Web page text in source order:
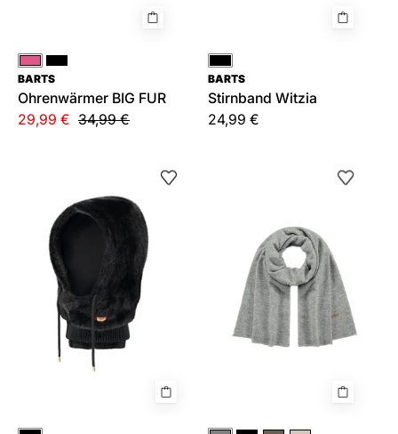
PinkSchwarz
BARTS
Ohrenwärmer BIG FUR
29,99 € 34,99 €
Schwarz
BARTS
Stirnband Witzia
24,99 €